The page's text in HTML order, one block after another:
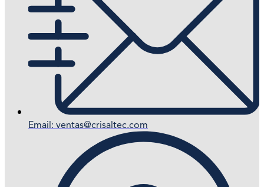
Email: ventas@crisaltec.com